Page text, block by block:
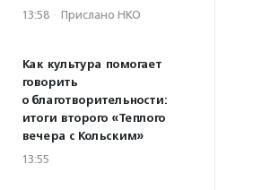
13:58 · Прислано НКО
Как культура помогает
говорить
о благотворительности:
итоги второго «Теплого
вечера с Кольским»
13:55